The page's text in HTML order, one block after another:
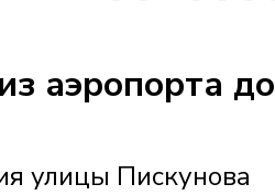
аэропорта до
улицы Пискунова